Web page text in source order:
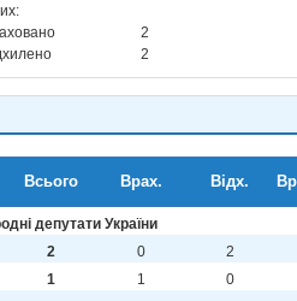
2
2
Всього Врах. Відх.
депутати України
2 0 2
1 1 0